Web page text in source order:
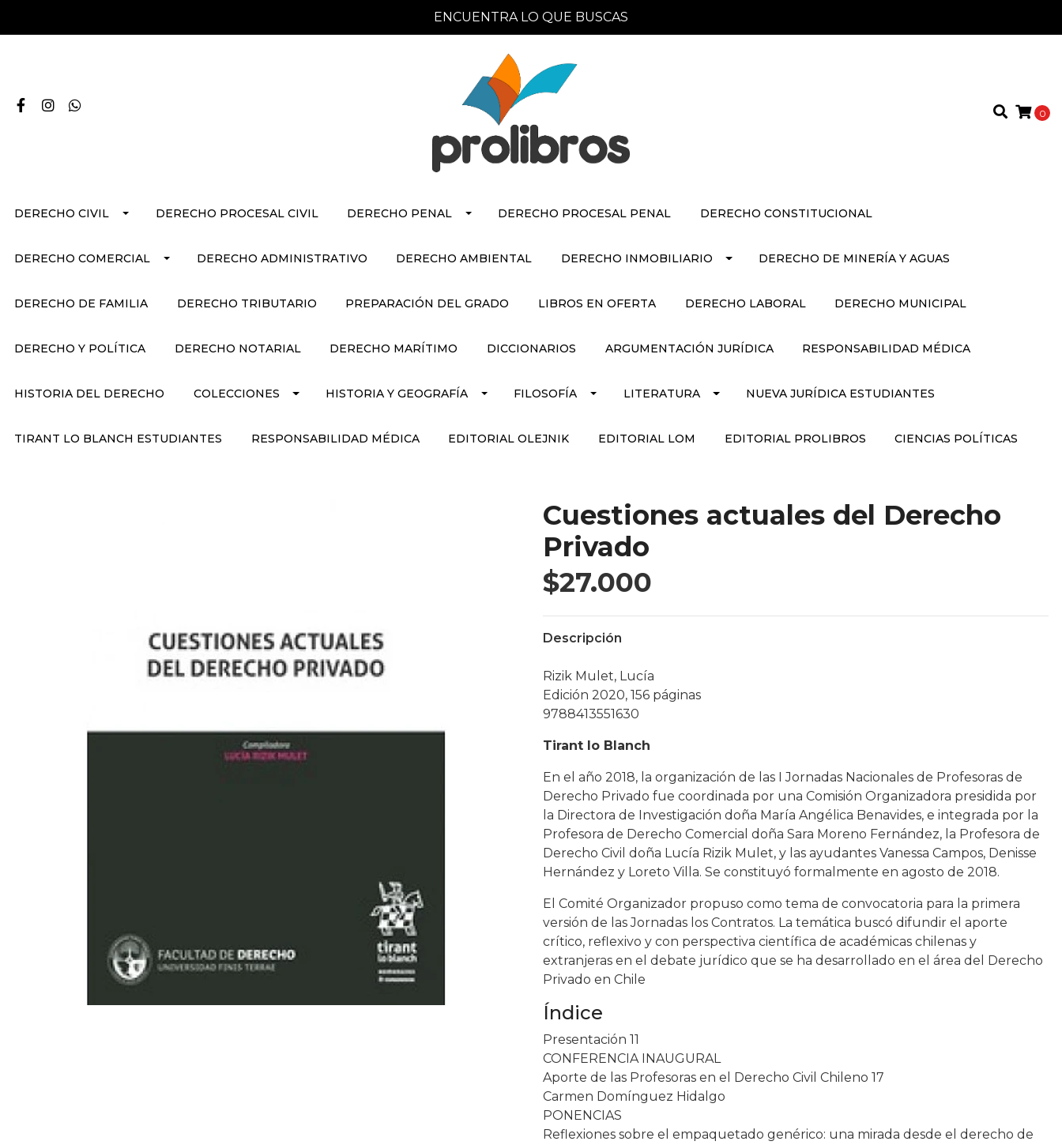
ENCUENTRA LO QUE BUSCAS
0
DERECHO CIVIL DERECHO PROCESAL CIVIL DERECHO PENAL DERECHO PROCESAL PENAL DERECHO CONSTITUCIONAL
DERECHO COMERCIAL DERECHO ADMINISTRATIVO DERECHO AMBIENTAL DERECHO INMOBILIARIO DERECHO DE MINERÍA Y AGUAS
DERECHO DE FAMILIA DERECHO TRIBUTARIO PREPARACIÓN DEL GRADO LIBROS EN OFERTA DERECHO LABORAL DERECHO MUNICIPAL
DERECHO Y POLÍTICA DERECHO NOTARIAL DERECHO MARÍTIMO DICCIONARIOS ARGUMENTACIÓN JURÍDICA RESPONSABILIDAD MÉDICA
HISTORIA DEL DERECHO COLECCIONES HISTORIA Y GEOGRAFÍA FILOSOFÍA LITERATURA NUEVA JURÍDICA ESTUDIANTES
TIRANT LO BLANCH ESTUDIANTES RESPONSABILIDAD MÉDICA EDITORIAL OLEJNIK EDITORIAL LOM EDITORIAL PROLIBROS CIENCIAS POLÍTICAS
Cuestiones actuales del Derecho
Privado
$27.000
Descripción
Rizik Mulet, Lucía
Edición 2020, 156 páginas
9788413551630
Tirant lo Blanch
En el año 2018, la organización de las I Jornadas Nacionales de Profesoras de
Derecho Privado fue coordinada por una Comisión Organizadora presidida por
la Directora de Investigación doña María Angélica Benavides, e integrada por la
Profesora de Derecho Comercial doña Sara Moreno Fernández, la Profesora de
Derecho Civil doña Lucía Rizik Mulet, y las ayudantes Vanessa Campos, Denisse
Hernández y Loreto Villa. Se constituyó formalmente en agosto de 2018.
El Comité Organizador propuso como tema de convocatoria para la primera
versión de las Jornadas los Contratos. La temática buscó difundir el aporte
crítico, reflexivo y con perspectiva científica de académicas chilenas y
extranjeras en el debate jurídico que se ha desarrollado en el área del Derecho
Privado en Chile
Índice
Presentación 11
CONFERENCIA INAUGURAL
Aporte de las Profesoras en el Derecho Civil Chileno 17
Carmen Domínguez Hidalgo
PONENCIAS
Reflexiones sobre el empaquetado genérico: una mirada desde el derecho de